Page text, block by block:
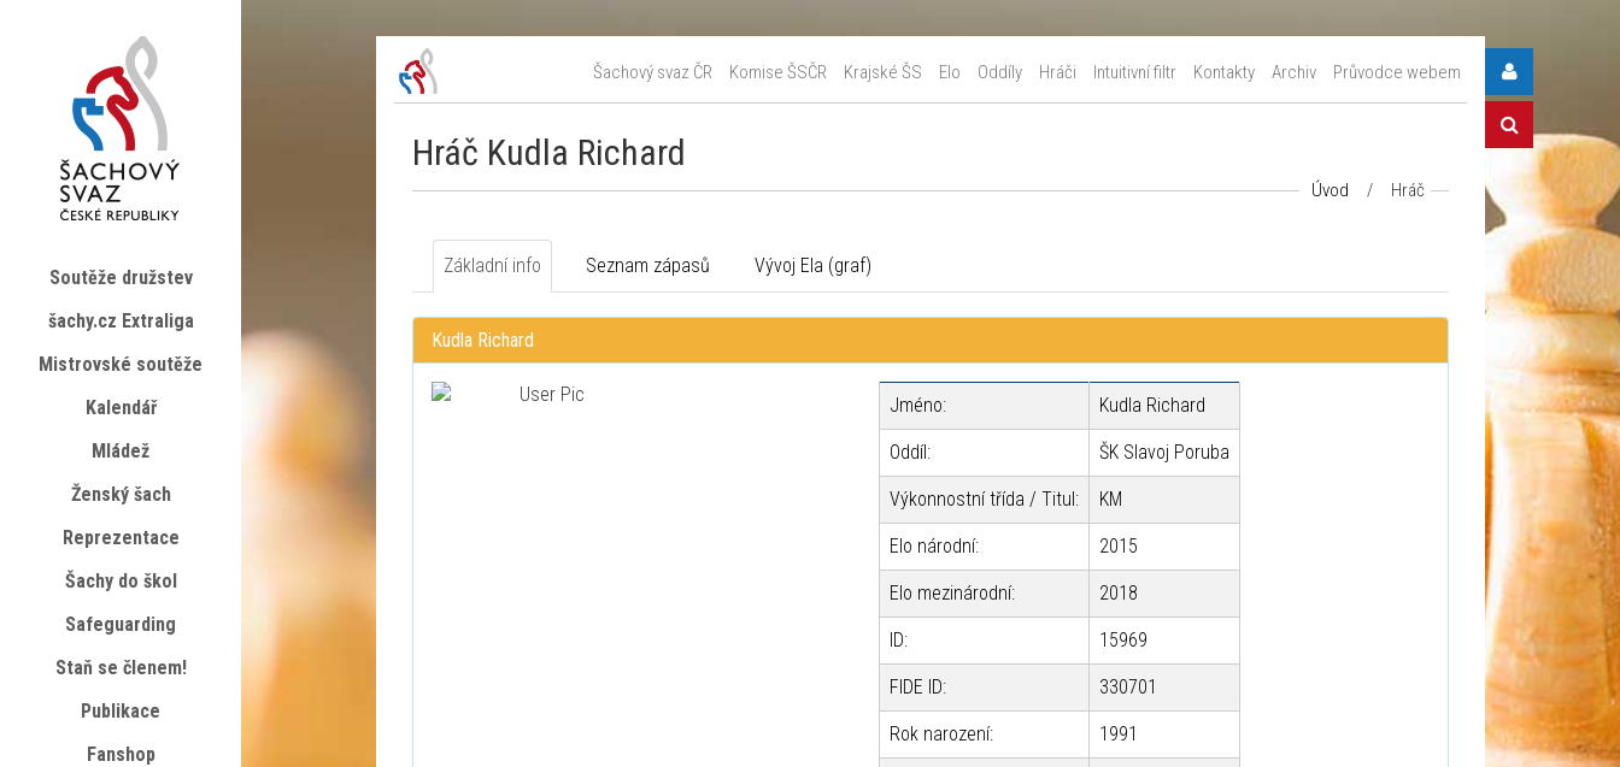
Šachový svaz ČR Komise ŠSČR Krajské ŠS Elo Oddíly Hráči Intuitivní filtr Kontakty Archiv Průvodce webem
Hráč Kudla Richard
Úvod / Hráč
Základní info Seznam zápasů Vývoj Ela (graf)
Kudla Richard
Jméno: Kudla Richard
Oddíl: ŠK Slavoj Poruba
Výkonnostní třída / Titul: KM
Elo národní: 2015
Elo mezinárodní: 2018
ID: 15969
FIDE ID: 330701
Rok narození: 1991
Soutěže družstev
šachy.cz Extraliga
Mistrovské soutěže
Kalendář
Mládež
Ženský šach
Reprezentace
Šachy do škol
Safeguarding
Staň se členem!
Publikace
Fanshop